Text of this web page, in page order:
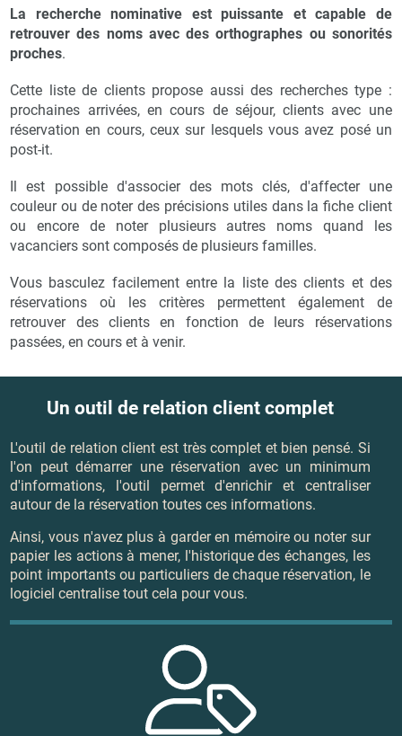
La recherche nominative est puissante et capable de
retrouver des noms avec des orthographes ou sonorités
proches.
Cette liste de clients propose aussi des recherches type :
prochaines arrivées, en cours de séjour, clients avec une
réservation en cours, ceux sur lesquels vous avez posé un
post-it.
Il est possible d'associer des mots clés, d'affecter une
couleur ou de noter des précisions utiles dans la fiche client
ou encore de noter plusieurs autres noms quand les
vacanciers sont composés de plusieurs familles.
Vous basculez facilement entre la liste des clients et des
réservations où les critères permettent également de
retrouver des clients en fonction de leurs réservations
passées, en cours et à venir.
Un outil de relation client complet
L'outil de relation client est très complet et bien pensé. Si
l'on peut démarrer une réservation avec un minimum
d'informations, l'outil permet d'enrichir et centraliser
autour de la réservation toutes ces informations.
Ainsi, vous n'avez plus à garder en mémoire ou noter sur
papier les actions à mener, l'historique des échanges, les
point importants ou particuliers de chaque réservation, le
logiciel centralise tout cela pour vous.